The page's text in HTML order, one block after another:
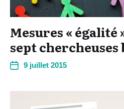
Mesures « égalité
sept
9 juillet 2015